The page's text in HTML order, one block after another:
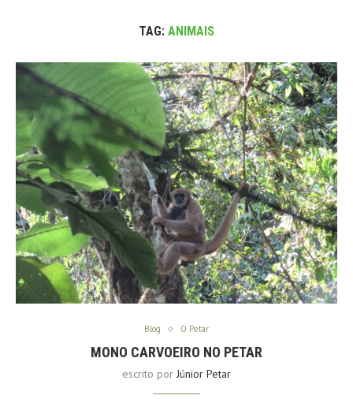
TAG: ANIMAIS
Blog O Petar
MONO CARVOEIRO NO PETAR
escrito por Júnior Petar